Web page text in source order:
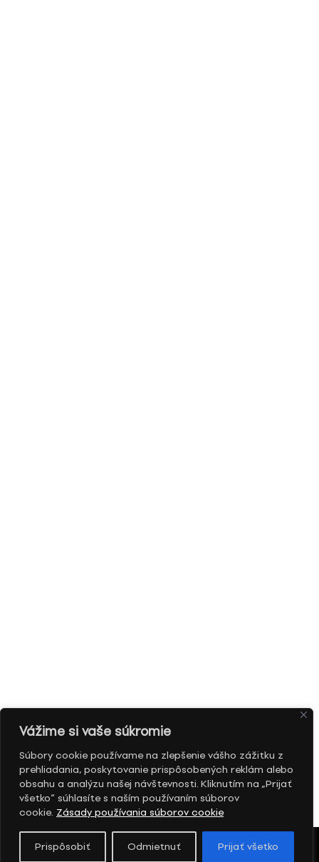
Vážime si vaše súkromie
Súbory cookie používame na zlepšenie vášho zážitku z
prehliadania, poskytovanie prispôsobených reklám alebo
obsahu a analýzu našej návštevnosti. Kliknutím na „Prijať
všetko“ súhlasíte s naším používaním súborov
cookie. Zásady používania súborov cookie
Prispôsobiť Odmietnuť Prijať všetko